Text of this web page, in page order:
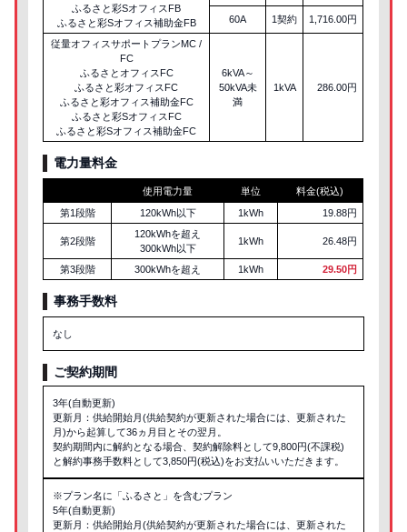
ふるさと彩SオフィスFB
ふるさと彩Sオフィス補助金FB
60A 1契約 1,716.00円
従量オフィスサポートプランMC /
FC
ふるさとオフィスFC
ふるさと彩オフィスFC
ふるさと彩オフィス補助金FC
ふるさと彩SオフィスFC
ふるさと彩Sオフィス補助金FC
6kVA～
50kVA未
満
1kVA 286.00円
電力量料金
使用電力量 単位
料金(税込)
第1段階
120kWh以下 1kWh 19.88円
第2段階
120kWhを超え
300kWh以下
1kWh 26.48円
第3段階 300kWhを超え 1kWh 29.50円
事務手数料
なし
ご契約期間
3年(自動更新)
更新月：供給開始月(供給契約が更新された場合には、更新された
月)から起算して36ヵ月目とその翌月。
契約期間内に解約となる場合、契約解除料として9,800円(不課税)
と解約事務手数料として3,850円(税込)をお支払いいただきます。
※プラン名に「ふるさと」を含むプラン
5年(自動更新)
更新月：供給開始月(供給契約が更新された場合には、更新された